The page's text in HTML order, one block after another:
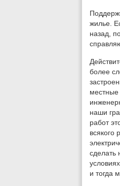
жилье.
назад,
более
местные
наши
работ
всякого
сделать
и тогда